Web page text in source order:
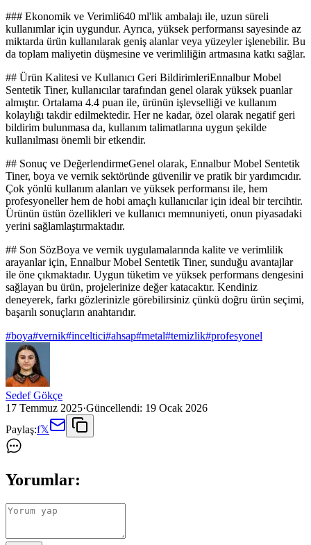
### Ekonomik ve Verimli640 ml'lik ambalajı ile, uzun süreli
kullanımlar için uygundur. Ayrıca, yüksek performansı sayesinde az
miktarda ürün kullanılarak geniş alanlar veya yüzeyler işlenebilir. Bu
da toplam maliyetin düşmesine ve verimliliğin artmasına katkı sağlar.
## Ürün Kalitesi ve Kullanıcı Geri BildirimleriEnnalbur Mobel
Sentetik Tiner, kullanıcılar tarafından genel olarak yüksek puanlar
almıştır. Ortalama 4.4 puan ile, ürünün işlevselliği ve kullanım
kolaylığı takdir edilmektedir. Her ne kadar, özel olarak negatif geri
bildirim bulunmasa da, kullanım talimatlarına uygun şekilde
kullanılması önemli bir etkendir.
## Sonuç ve DeğerlendirmeGenel olarak, Ennalbur Mobel Sentetik
Tiner, boya ve vernik sektöründe güvenilir ve pratik bir yardımcıdır.
Çok yönlü kullanım alanları ve yüksek performansı ile, hem
profesyoneller hem de hobi amaçlı kullanıcılar için ideal bir tercihtir.
Ürünün üstün özellikleri ve kullanıcı memnuniyeti, onun piyasadaki
yerini sağlamlaştırmaktadır.
## Son SözBoya ve vernik uygulamalarında kalite ve verimlilik
arayanlar için, Ennalbur Mobel Sentetik Tiner, sunduğu avantajlar
ile öne çıkmaktadır. Uygun tüketim ve yüksek performans dengesini
sağlayan bu ürün, projelerinize değer katacaktır. Kendiniz
deneyerek, farkı gözlerinizle görebilirsiniz çünkü doğru ürün seçimi,
başarılı sonuçların anahtarıdır.
#boya#vernik#inceltici#ahsap#metal#temizlik#profesyonel
Sedef Gökçe
17 Temmuz 2025·Güncellendi: 19 Ocak 2026
Paylaş:f𝕏
Yorumlar: